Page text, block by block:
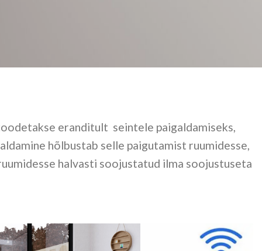
eranditult seintele paigaldamiseks,
hõlbustab selle paigutamist ruumidesse,
halvasti soojustatud ilma soojustuseta